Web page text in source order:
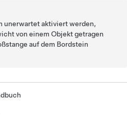
unerwartet aktiviert werden,
von einem Objekt getragen
auf dem Bordstein